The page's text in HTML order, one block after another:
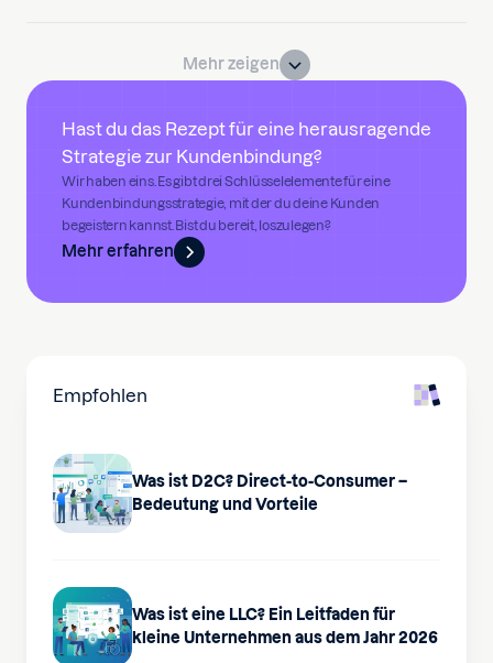
Mehr zeigen
Hast du das Rezept für eine herausragende
Strategie zur Kundenbindung?
Wir haben eins. Es gibt drei Schlüsselelemente für eine
Kundenbindungsstrategie, mit der du deine Kunden
begeistern kannst. Bist du bereit, loszulegen?
Mehr erfahren
Empfohlen
Was ist D2C? Direct-to-Consumer –
Bedeutung und Vorteile
Was ist eine LLC? Ein Leitfaden für
kleine Unternehmen aus dem Jahr 2026